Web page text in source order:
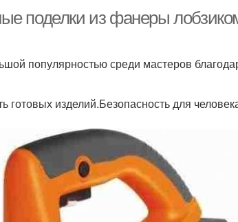
поделки из фанеры
популярностью среди мастеров
готовых изделий.Безопасность для